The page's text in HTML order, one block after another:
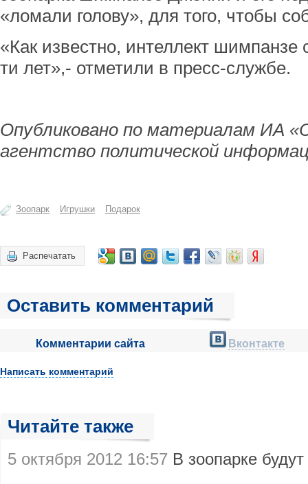
«ломали голову», для того, чтобы
«Как известно, интеллект шимпанзе
ти лет»,- отметили в пресс-службе.
Опубликовано по материалам ИА
агентство политической
Зоопарк Игрушки Подарок
Распечатать
Оставить комментарий
Комментарии сайта Вконтакте
Написать комментарий
Читайте также
5 октября 2012 16:57 В зоопарке будут